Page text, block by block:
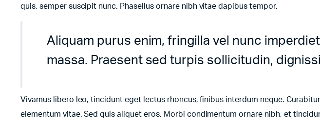
quis, semper suscipit nunc. Phasellus ornare nibh vitae dapibus tempor.
Aliquam purus enim, fringilla vel nunc
massa. Praesent sed turpis sollicitudin,
Vivamus libero leo, tincidunt eget lectus rhoncus, finibus interdum neque.
elementum vitae. Sed quis aliquet eros. Morbi condimentum ornare nibh, et